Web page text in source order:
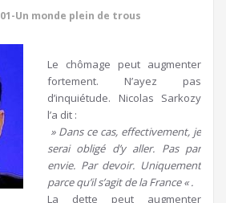
01-Un monde plein de trous
Le chômage peut augmenter
fortement. N’ayez pas
d’inquiétude. Nicolas Sarkozy
l’a dit :
» Dans ce cas, effectivement, je
serai obligé d’y aller. Pas par
envie. Par devoir. Uniquement
parce qu’il s’agit de la France « .
La dette peut augmenter